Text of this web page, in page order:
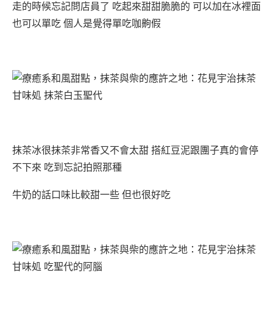
走的時候忘記問店員了 吃起來甜甜脆脆的 可以加在冰裡面
也可以單吃 個人是覺得單吃咖齁假
抹茶冰很抹茶非常香又不會太甜 搭紅豆泥跟團子真的會停
不下來 吃到忘記拍照那種
牛奶的話口味比較甜一些 但也很好吃